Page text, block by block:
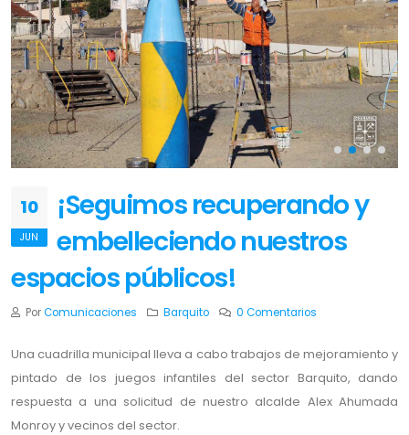
10
JUN
¡Seguimos recuperando y
embelleciendo nuestros
espacios públicos!
PorComunicaciones Barquito 0 Comentarios
Una cuadrilla municipal lleva a cabo trabajos de mejoramiento y
pintado de los juegos infantiles del sector Barquito, dando
respuesta a una solicitud de nuestro alcalde Alex Ahumada
Monroy y vecinos del sector.